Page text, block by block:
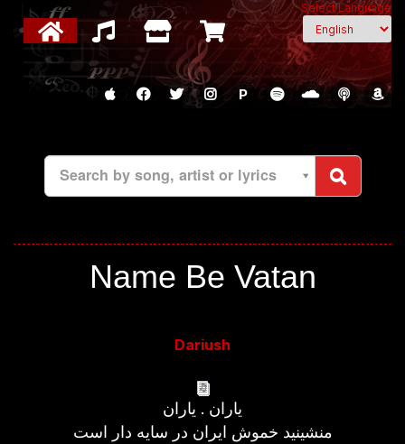
Select Language
P
Search by song, artist or lyrics
Name Be Vatan
Dariush
یاران . یاران
منشینید خموش ایران در سایه دار است